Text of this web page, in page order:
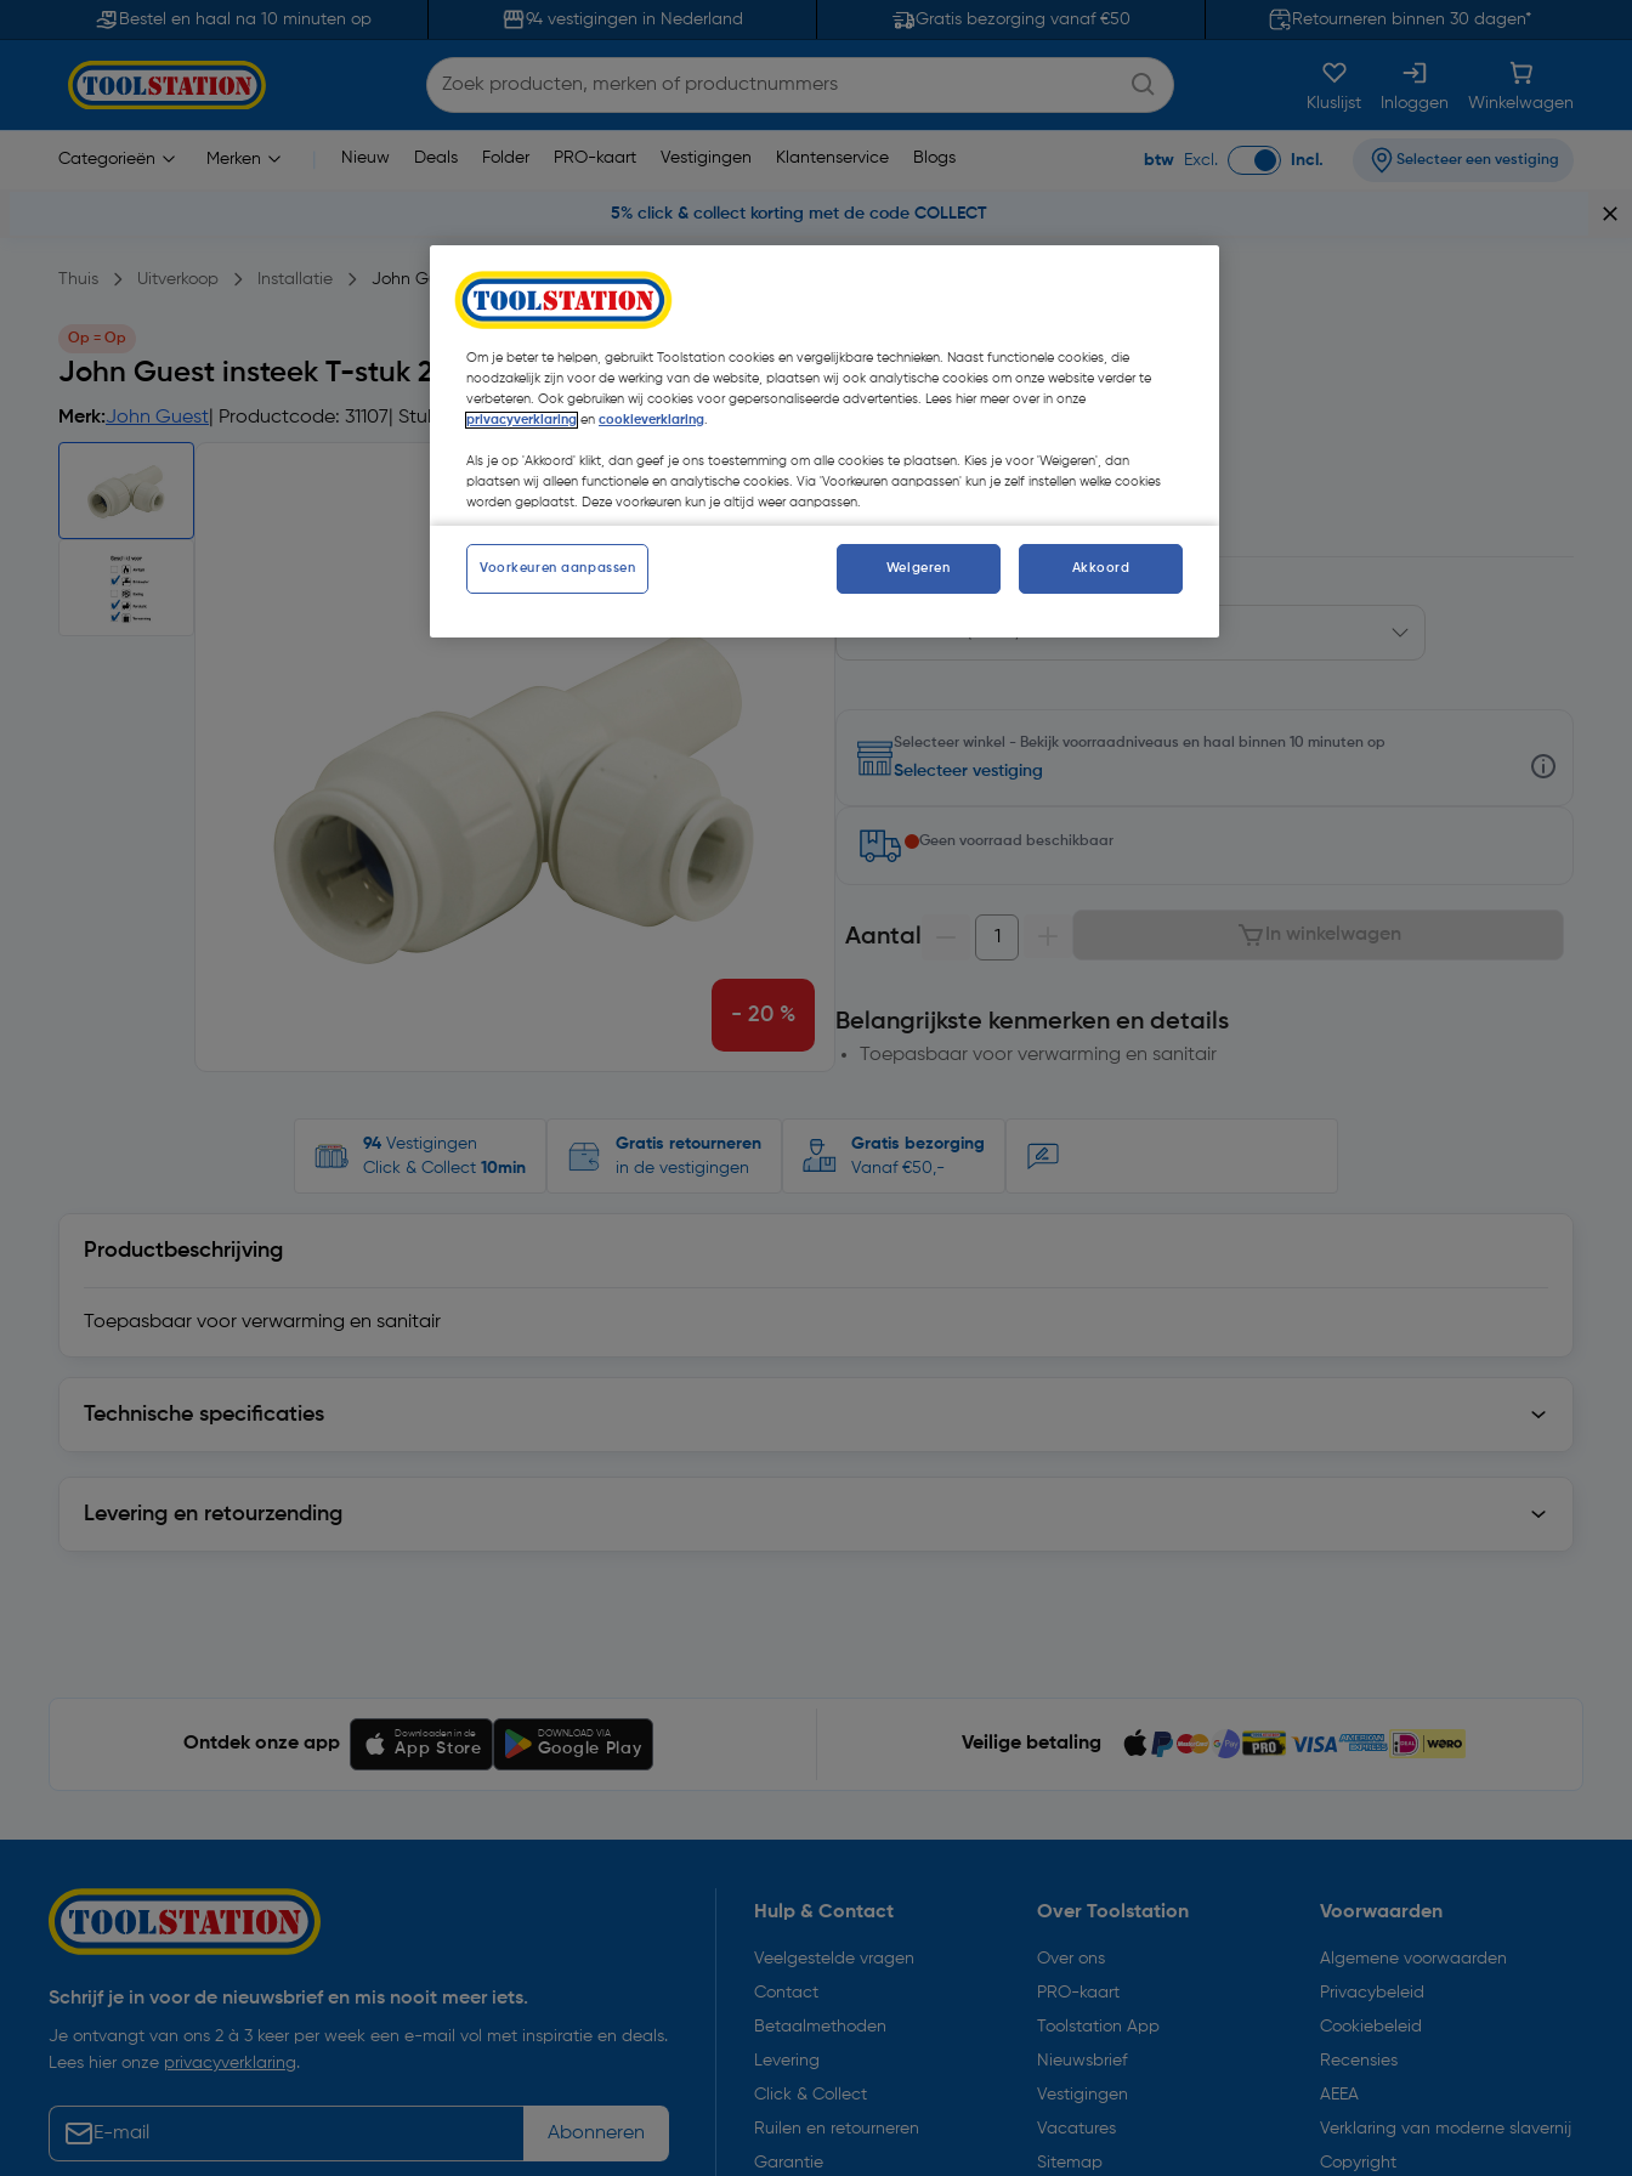
Bestel en haal na 10 minuten op 94 vestigingen in Nederland Gratis bezorging vanaf €50 Retourneren binnen 30 dagen*
Kluslijst Inloggen Winkelwagen
Categorieën Merken Nieuw Deals Folder PRO-kaart Vestigingen Klantenservice Blogs btw Excl. Incl. Selecteer een vestiging
5% click & collect korting met de code COLLECT
Thuis Uitverkoop Installatie John Guest insteek T-stuk
Op = Op
John Guest insteek T-stuk 22x22x10mm
Merk:John Guest | Productcode: 31107 | Stuk
- 20 %
€ 1,32
€ 1,06
Kies productvariant (2)
Selecteer winkel - Bekijk voorraadniveaus en haal binnen 10 minuten op
Selecteer vestiging
Geen voorraad beschikbaar
Aantal In winkelwagen
Belangrijkste kenmerken en details
Toepasbaar voor verwarming en sanitair
94 Vestigingen
Click & Collect 10min
Gratis retourneren
in de vestigingen
Gratis bezorging
Vanaf €50,-
Productbeschrijving
Toepasbaar voor verwarming en sanitair
Technische specificaties
Levering en retourzending
Ontdek onze app
Downloaden in de
App Store
DOWNLOAD VIA
Google Play Veilige betaling
Schrijf je in voor de nieuwsbrief en mis nooit meer iets.
Je ontvangt van ons 2 à 3 keer per week een e-mail vol met inspiratie en deals.
Lees hier onze privacyverklaring.
Abonneren
Hulp & Contact
Veelgestelde vragen
Contact
Betaalmethoden
Levering
Click & Collect
Ruilen en retourneren
Garantie
Over Toolstation
Over ons
PRO-kaart
Toolstation App
Nieuwsbrief
Vestigingen
Vacatures
Sitemap
Voorwaarden
Algemene voorwaarden
Privacybeleid
Cookiebeleid
Recensies
AEEA
Verklaring van moderne slavernij
Copyright
Om je beter te helpen, gebruikt Toolstation cookies en vergelijkbare technieken. Naast functionele cookies, die
noodzakelijk zijn voor de werking van de website, plaatsen wij ook analytische cookies om onze website verder te
verbeteren. Ook gebruiken wij cookies voor gepersonaliseerde advertenties. Lees hier meer over in onze
privacyverklaring en cookieverklaring.
Als je op 'Akkoord' klikt, dan geef je ons toestemming om alle cookies te plaatsen. Kies je voor 'Weigeren', dan
plaatsen wij alleen functionele en analytische cookies. Via 'Voorkeuren aanpassen' kun je zelf instellen welke cookies
worden geplaatst. Deze voorkeuren kun je altijd weer aanpassen.
Voorkeuren aanpassen Weigeren Akkoord